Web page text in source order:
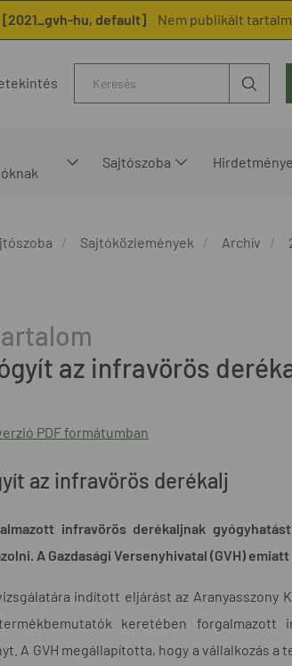
[2021_gvh-hu, default] Nem publikált
Sajtószoba
Sajtóközlemények Archív
az infravörös
PDF formátumban
az infravörös derékalj
infravörös derékaljnak
A Gazdasági Versenyhivatal (GVH)
indított eljárást az
keretében
A GVH megállapította, hogy a vállalkozás